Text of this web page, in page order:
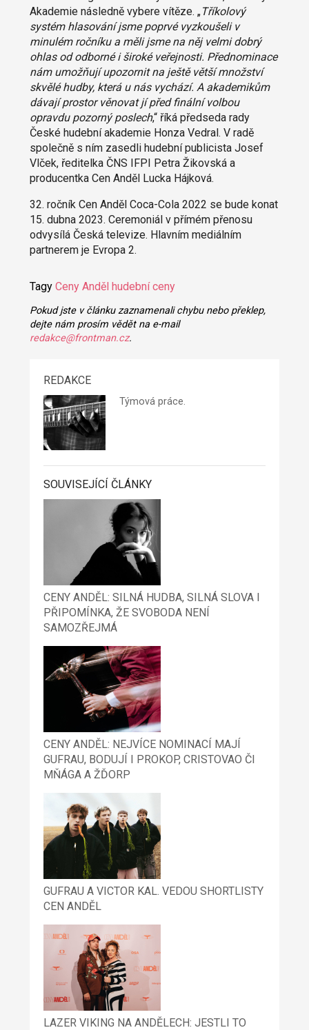
Akademie následně vybere vítěze. „Tříkolový
systém hlasování jsme poprvé vyzkoušeli v
minulém ročníku a měli jsme na něj velmi dobrý
ohlas od odborné i široké veřejnosti. Přednominace
nám umožňují upozornit na ještě větší množství
skvělé hudby, která u nás vychází. A akademikům
dávají prostor věnovat jí před finální volbou
opravdu pozorný poslech,“ říká předseda rady
České hudební akademie Honza Vedral. V radě
společně s ním zasedli hudební publicista Josef
Vlček, ředitelka ČNS IFPI Petra Žikovská a
producentka Cen Anděl Lucka Hájková.
32. ročník Cen Anděl Coca-Cola 2022 se bude konat
15. dubna 2023. Ceremoniál v přímém přenosu
odvysílá Česká televize. Hlavním mediálním
partnerem je Evropa 2.
Tagy Ceny Anděl hudební ceny
Pokud jste v článku zaznamenali chybu nebo překlep,
dejte nám prosím vědět na e-mail
redakce@frontman.cz.
REDAKCE
Týmová práce.
SOUVISEJÍCÍ ČLÁNKY
CENY ANDĚL: SILNÁ HUDBA, SILNÁ SLOVA I
PŘIPOMÍNKA, ŽE SVOBODA NENÍ
SAMOZŘEJMÁ
CENY ANDĚL: NEJVÍCE NOMINACÍ MAJÍ
GUFRAU, BODUJÍ I PROKOP, CRISTOVAO ČI
MŇÁGA A ŽĎORP
GUFRAU A VICTOR KAL. VEDOU SHORTLISTY
CEN ANDĚL
LAZER VIKING NA ANDĚLECH: JESTLI TO